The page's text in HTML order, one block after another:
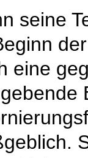
seine
eine